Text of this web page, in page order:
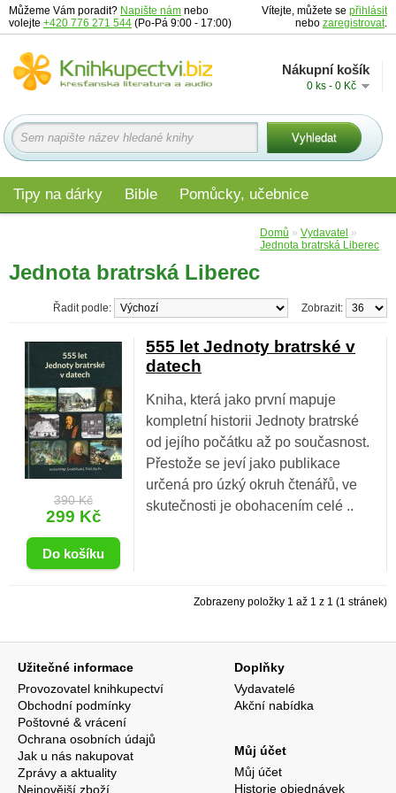
Můžeme Vám poradit? Napište nám nebo
volejte +420 776 271 544 (Po-Pá 9:00 - 17:00)
Vítejte, můžete se přihlásit
nebo zaregistrovat.
Nákupní košík
0 ks - 0 Kč
Tipy na dárky Bible Pomůcky, učebnice
Domů » Vydavatel »
Jednota bratrská Liberec
Jednota bratrská Liberec
Zobrazit:
Řadit podle:
390 Kč
299 Kč
555 let Jednoty bratrské v
datech
Kniha, která jako první mapuje
kompletní historii Jednoty bratrské
od jejího počátku až po současnost.
Přestože se jeví jako publikace
určená pro úzký okruh čtenářů, ve
skutečnosti je obohacením celé ..
Zobrazeny položky 1 až 1 z 1 (1 stránek)
Užitečné informace
Provozovatel knihkupectví
Obchodní podmínky
Poštovné & vrácení
Ochrana osobních údajů
Jak u nás nakupovat
Zprávy a aktuality
Nejnovější zboží
Doplňky
Vydavatelé
Akční nabídka
Můj účet
Můj účet
Historie objednávek